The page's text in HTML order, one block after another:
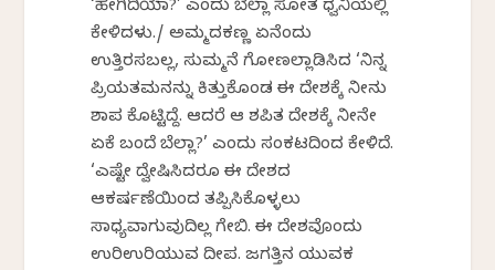
‘ಹೇಗಿದಿಯಾ?’ ಎಂದು ಬೆಲ್ಲಾ ಸೋತ ಧ್ವನಿಯಲ್ಲಿ
ಕೇಳಿದಳು./ ಅಮ್ಮದಕಣ್ಣ ಏನೆಂದು
ಉತ್ತಿರಸಬಲ್ಲ, ಸುಮ್ಮನೆ ಗೋಣಲ್ಲಾಡಿಸಿದ ‘ನಿನ್ನ
ಪ್ರಿಯತಮನನ್ನು ಕಿತ್ತುಕೊಂಡ ಈ ದೇಶಕ್ಕೆ ನೀನು
ಶಾಪ ಕೊಟ್ಟಿದ್ದೆ. ಆದರೆ ಆ ಶಪಿತ ದೇಶಕ್ಕೆ ನೀನೇ
ಏಕೆ ಬಂದೆ ಬೆಲ್ಲಾ?’ ಎಂದು ಸಂಕಟದಿಂದ ಕೇಳಿದೆ.
‘ಎಷ್ಟೇ ದ್ವೇಷಿಸಿದರೂ ಈ ದೇಶದ
ಆಕರ್ಷಣೆಯಿಂದ ತಪ್ಪಿಸಿಕೊಳ್ಳಲು
ಸಾಧ್ಯವಾಗುವುದಿಲ್ಲ ಗೇಬಿ. ಈ ದೇಶವೊಂದು
ಉರಿಉರಿಯುವ ದೀಪ. ಜಗತ್ತಿನ ಯುವಕ